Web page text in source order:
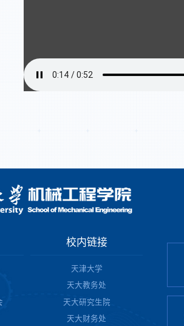
校内链接
天津大学
天大教务处
天大研究生院
天大财务处